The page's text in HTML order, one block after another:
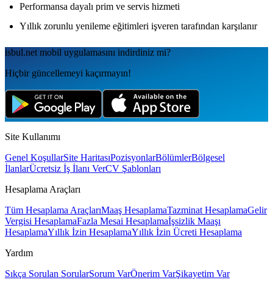
Performansa dayalı prim ve servis hizmeti
Yıllık zorunlu yenileme eğitimleri işveren tarafından karşılanır
isbul.net mobil uygulamаsını indirdiniz mi?
Hiçbir güncellemeyi kaçırmayın!
Site Kullanımı
Genel KoşullarSite HaritasıPozisyonlarBölümlerBölgesel
İlanlarÜcretsiz İş İlanı VerCV Şablonları
Hesaplama Araçları
Tüm Hesaplama AraçlarıMaaş HesaplamaTazminat HesaplamaGelir
Vergisi HesaplamaFazla Mesai Hesaplamaİşsizlik Maaşı
HesaplamaYıllık İzin HesaplamaYıllık İzin Ücreti Hesaplama
Yardım
Sıkça Sorulan SorularSorum VarÖnerim VarŞikayetim Var